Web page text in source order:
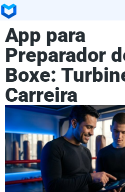
App para
Preparador
Boxe:
Carreira